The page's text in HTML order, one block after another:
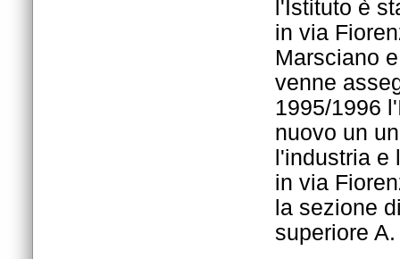
superiore